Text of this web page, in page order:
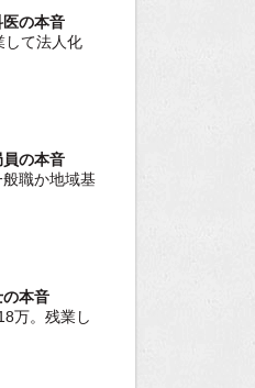
の本音
して法人化
の本音
職か地域基
本音
万。残業し